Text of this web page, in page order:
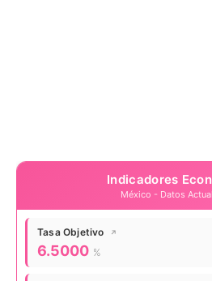
Indicadores
México - Datos
Tasa Objetivo ↗
Valor actual:
6.5000 %